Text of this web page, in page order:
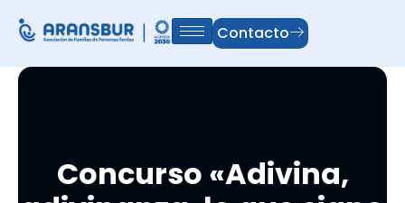
Contacto
Concurso «Adivina,